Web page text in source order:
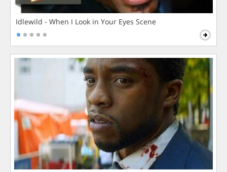
Idlewild - When I Look in Your Eyes Scene